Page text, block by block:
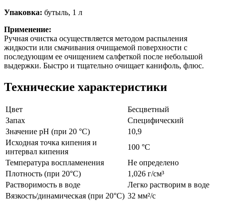
Упаковка: бутыль, 1 л
Применение:
Ручная очистка осуществляется методом распыления
жидкости или смачивания очищаемой поверхности с
последующим ее очищением салфеткой после небольшой
выдержки. Быстро и тщательно очищает канифоль, флюс.
Технические характеристики
Цвет
Бесцветный
Запах
Специфический
Значение рН (при 20 °C)
10,9
Исходная точка кипения и
интервал кипения
100 °C
Температура воспламенения
Не определено
Плотность (при 20°C)
1,026 г/см³
Растворимость в воде
Легко растворим в воде
Вязкость/динамическая (при 20°С) 32 мм²/с